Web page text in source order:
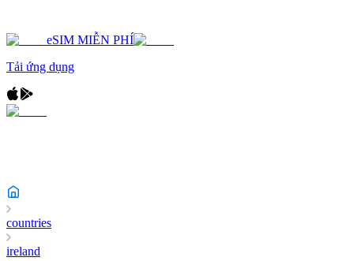
eSIM MIỄN PHÍ
Tải ứng dụng
countries
ireland